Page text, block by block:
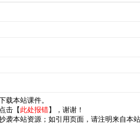
载本站课件。
击【 此处报错】，谢谢！
本站资源；如引用页面，请注明来自本